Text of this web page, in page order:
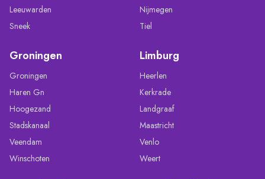
Leeuwarden
Sneek
Nijmegen
Tiel
Groningen
Groningen
Haren Gn
Hoogezand
Stadskanaal
Veendam
Winschoten
Limburg
Heerlen
Kerkrade
Landgraaf
Maastricht
Venlo
Weert